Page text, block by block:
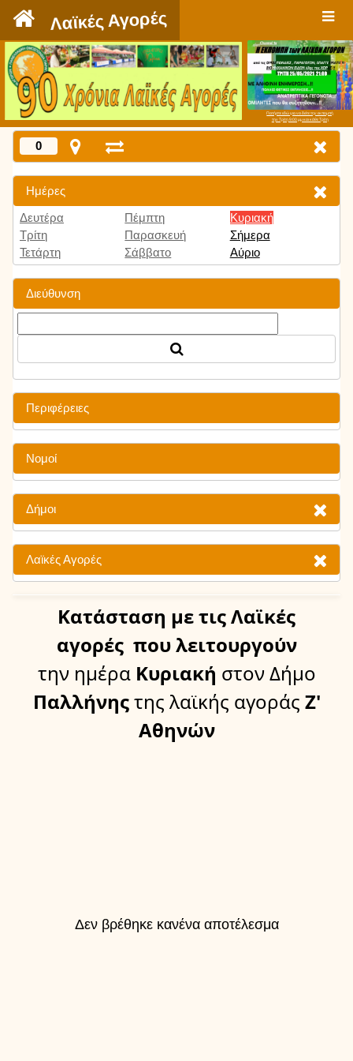
Λαϊκές Αγορές
Πατήστε εδώ για να δείτε την εκπομπή
την Τρίτη 9:00 μμ και κάθε Τρίτη
0
Ημέρες
Δευτέρα
Τρίτη
Τετάρτη
Πέμπτη
Παρασκευή
Σάββατο
Κυριακή
Σήμερα
Αύριο
Διεύθυνση
Περιφέρειες
Νομοί
Δήμοι
Λαϊκές Αγορές
Κατάσταση με τις Λαϊκές
αγορές που λειτουργούν
την ημέραΚυριακή στον Δήμο
Παλλήνηςτης λαϊκής αγοράς Ζ'
Αθηνών
Δεν βρέθηκε κανένα αποτέλεσμα